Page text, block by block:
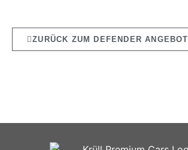
ZURÜCK ZUM DEFENDER ANGEBOT